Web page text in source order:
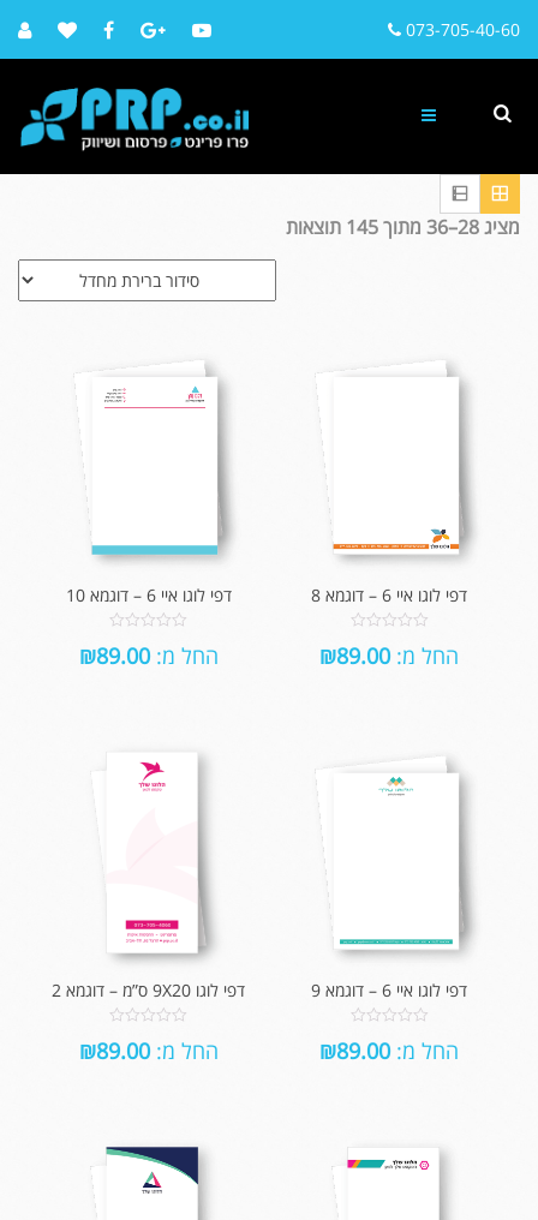
073-705-40-60
מציג 28–36 מתוך 145 תוצאות
דפי לוגו איי 6 – דוגמא 8
out
החל מ: ₪89.00
דפי לוגו איי 6 – דוגמא 10
out
החל מ: ₪89.00
דפי לוגו איי 6 – דוגמא 9
out
החל מ: ₪89.00
דפי לוגו 9X20 ס”מ – דוגמא 2
out
החל מ: ₪89.00